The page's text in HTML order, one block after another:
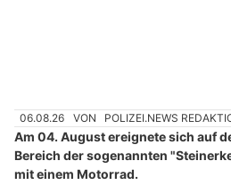
06.08.26 VON POLIZEI.NEWS
Am 04. August ereignete sich auf
Bereich der sogenannten
mit einem Motorrad.